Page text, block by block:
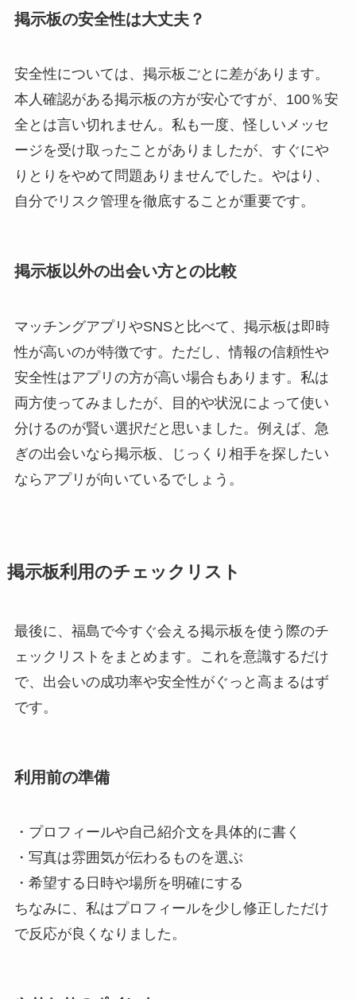
掲示板の安全性は大丈夫？
安全性については、掲示板ごとに差があります。
本人確認がある掲示板の方が安心ですが、100％安
全とは言い切れません。私も一度、怪しいメッセ
ージを受け取ったことがありましたが、すぐにや
りとりをやめて問題ありませんでした。やはり、
自分でリスク管理を徹底することが重要です。
掲示板以外の出会い方との比較
マッチングアプリやSNSと比べて、掲示板は即時
性が高いのが特徴です。ただし、情報の信頼性や
安全性はアプリの方が高い場合もあります。私は
両方使ってみましたが、目的や状況によって使い
分けるのが賢い選択だと思いました。例えば、急
ぎの出会いなら掲示板、じっくり相手を探したい
ならアプリが向いているでしょう。
掲示板利用のチェックリスト
最後に、福島で今すぐ会える掲示板を使う際のチ
ェックリストをまとめます。これを意識するだけ
で、出会いの成功率や安全性がぐっと高まるはず
です。
利用前の準備
・プロフィールや自己紹介文を具体的に書く
・写真は雰囲気が伝わるものを選ぶ
・希望する日時や場所を明確にする
ちなみに、私はプロフィールを少し修正しただけ
で反応が良くなりました。